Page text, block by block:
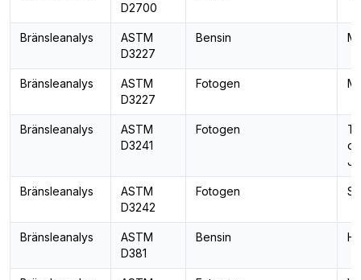
D2700
Bränsleanalys
ASTM
D3227
Bensin
Bränsleanalys
ASTM
D3227
Fotogen
Bränsleanalys
ASTM
D3241
Fotogen
Bränsleanalys
ASTM
D3242
Fotogen
Bränsleanalys
ASTM
D381
Bensin